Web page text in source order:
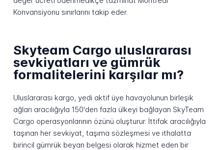
Konvansiyonu sınırlarını takip eder.
Skyteam Cargo uluslararası
sevkiyatları ve gümrük
formalitelerini karşılar mı?
Uluslararası kargo, yedi aktif üye havayolunun birleşik
ağları aracılığıyla 150'den fazla ülkeyi bağlayan SkyTeam
Cargo operasyonlarının özünü oluşturur. İttifak aracılığıyla
taşınan her sevkiyat, taşıma sözleşmesi ve ithalatta
birincil gümrük beyan belgesi olarak hizmet eden bir